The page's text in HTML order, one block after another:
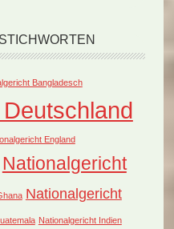
Bangladesch
England
Nationalgericht
Nationalgericht
Nationalgericht Indien